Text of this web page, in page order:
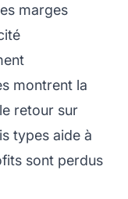
marges
montrent la
retour sur
types aide à
sont perdus